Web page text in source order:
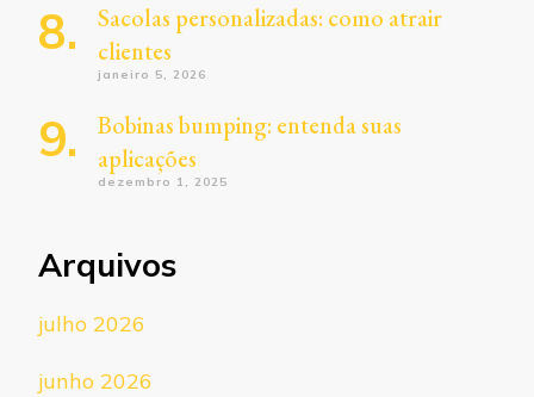
Sacolas personalizadas: como atrair
clientes
janeiro 5, 2026
Bobinas bumping: entenda suas
aplicações
dezembro 1, 2025
Arquivos
julho 2026
junho 2026